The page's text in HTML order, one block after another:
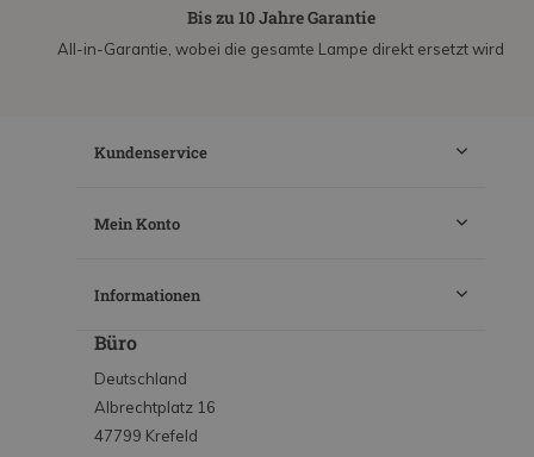
Bis zu 10 Jahre Garantie
All-in-Garantie, wobei die gesamte Lampe direkt ersetzt wird
Kundenservice
Mein Konto
Informationen
Büro
Deutschland
Albrechtplatz 16
47799 Krefeld